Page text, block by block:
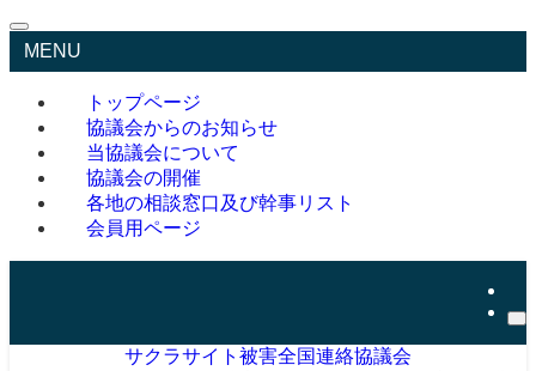
MENU
トップページ
協議会からのお知らせ
当協議会について
協議会の開催
各地の相談窓口及び幹事リスト
会員用ページ
サクラサイト被害全国連絡協議会